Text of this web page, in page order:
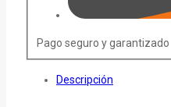
Pago seguro y garantizado
Descripción